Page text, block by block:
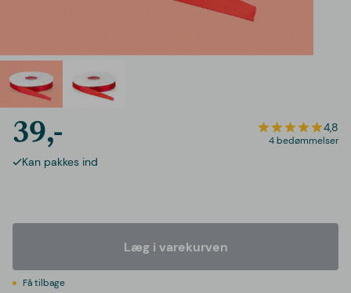
39,- 4,8
4 bedømmelser
Kan pakkes ind
Læg i varekurven
Få tilbage